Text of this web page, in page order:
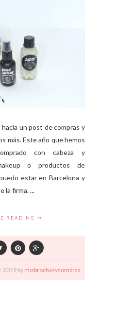
un post de compras y
más. Este año que hemos
con cabeza y
o productos de
estar en Barcelona y
la firma. ...
READING
2019 by misbrochasysombras